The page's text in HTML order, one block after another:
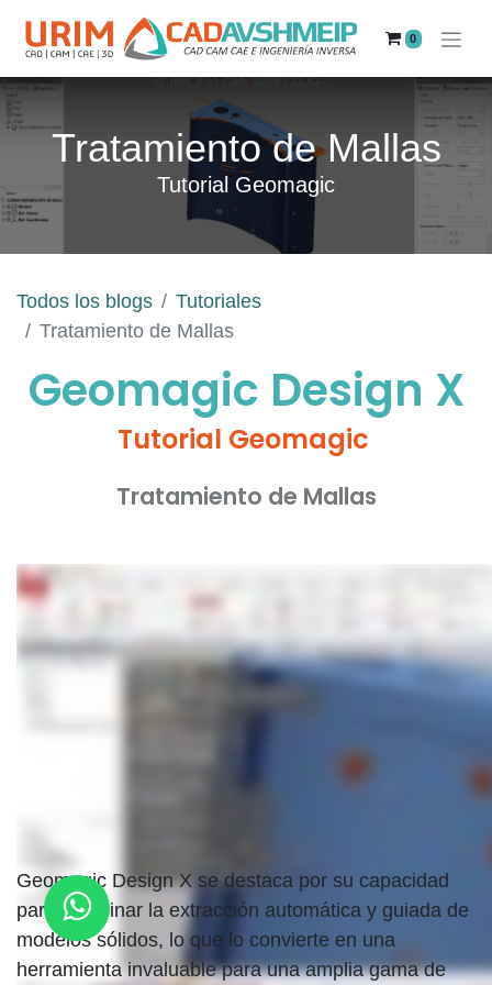
0
Tratamiento de Mallas
Tutorial Geomagic
Todos los blogs
Tutoriales
Tratamiento de Mallas
Geomagic Design X
Tutorial Geomagic
Tratamiento de Mallas
Geomagic Design X se destaca por su capacidad
para combinar la extracción automática y guiada de
modelos sólidos, lo que lo convierte en una
herramienta invaluable para una amplia gama de